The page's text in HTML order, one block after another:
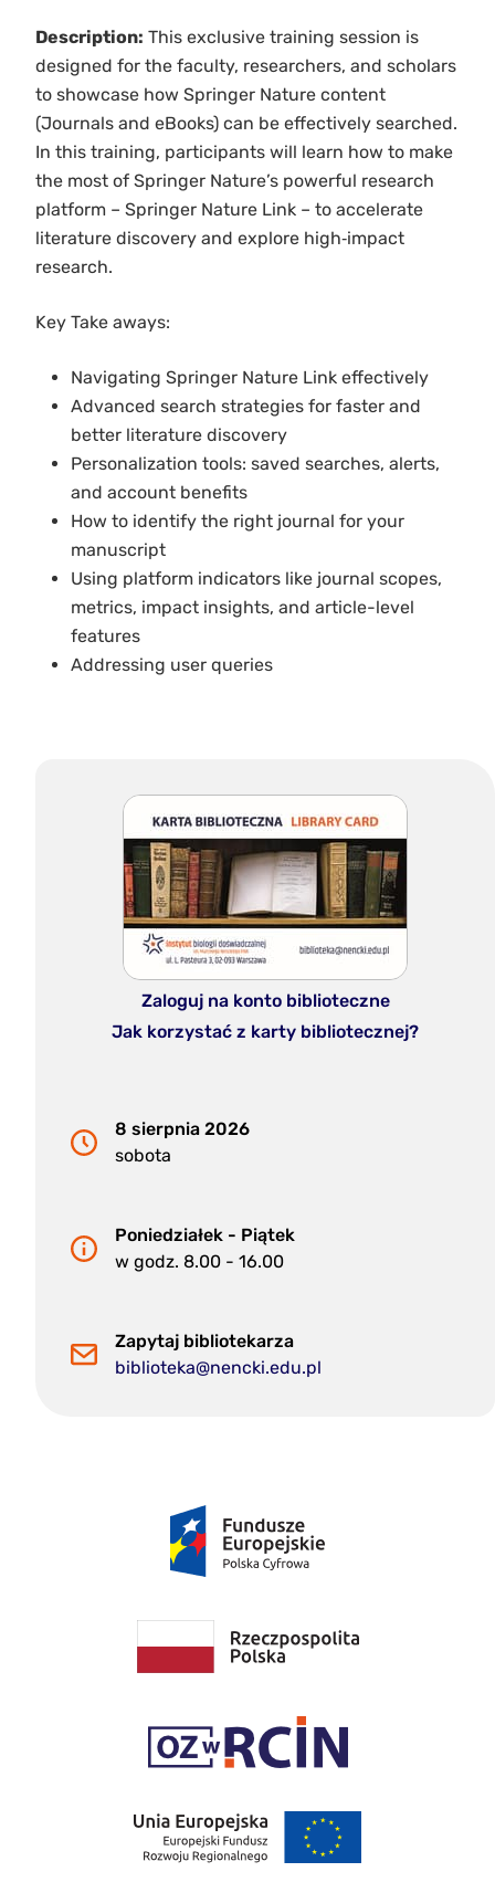
Description: This exclusive training session is
designed for the faculty, researchers, and scholars
to showcase how Springer Nature content
(Journals and eBooks) can be effectively searched.
In this training, participants will learn how to make
the most of Springer Nature’s powerful research
platform – Springer Nature Link – to accelerate
literature discovery and explore high‑impact
research.
Key Take aways:
Navigating Springer Nature Link effectively
Advanced search strategies for faster and
better literature discovery
Personalization tools: saved searches, alerts,
and account benefits
How to identify the right journal for your
manuscript
Using platform indicators like journal scopes,
metrics, impact insights, and article-level
features
Addressing user queries
Zaloguj na konto biblioteczne
Jak korzystać z karty bibliotecznej?
8 sierpnia 2026
sobota
Poniedziałek - Piątek
w godz. 8.00 - 16.00
Zapytaj bibliotekarza
biblioteka@nencki.edu.pl